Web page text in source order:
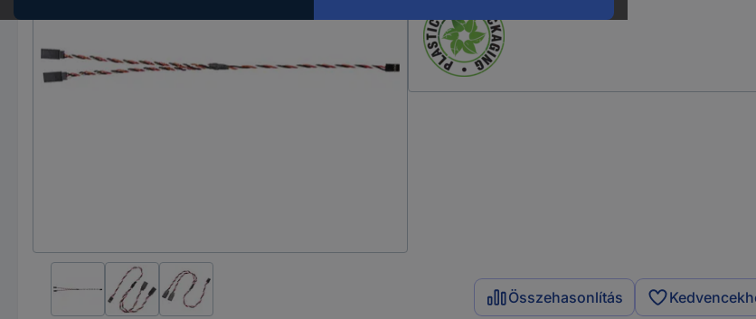
Összehasonlítás